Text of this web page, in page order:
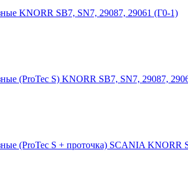
KNORR SB7, SN7, 29087, 29061 (Г0-1)
(ProTec S) KNORR SB7, SN7, 29087,
(ProTec S + проточка) SCANIA KNORR